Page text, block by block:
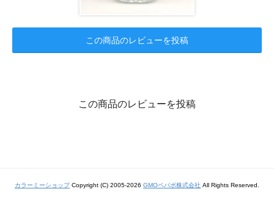
この商品のレビューを投稿
この商品のレビューを投稿
カラーミーショップCopyright (C) 2005-2026 GMOペパボ株式会社 All Rights Reserved.